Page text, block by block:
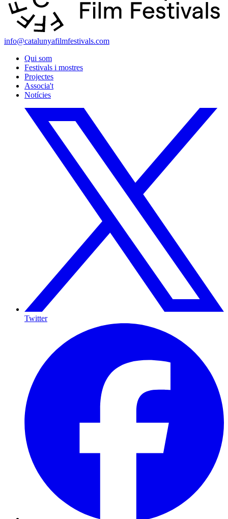
info@catalunyafilmfestivals.com
Qui som
Festivals i mostres
Projectes
Associa't
Notícies
Twitter